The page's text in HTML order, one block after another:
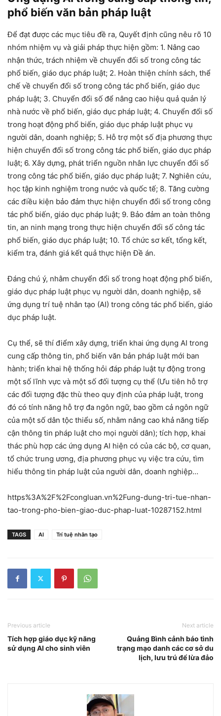
phổ biến văn bản pháp luật
Để đạt được các mục tiêu đề ra, Quyết định cũng nêu rõ 10
nhóm nhiệm vụ và giải pháp thực hiện gồm: 1. Nâng cao
nhận thức, trách nhiệm về chuyển đổi số trong công tác
phổ biến, giáo dục pháp luật; 2. Hoàn thiện chính sách, thể
chế về chuyển đổi số trong công tác phổ biến, giáo dục
pháp luật; 3. Chuyển đổi số để nâng cao hiệu quả quản lý
nhà nước về phổ biến, giáo dục pháp luật; 4. Chuyển đổi số
trong hoạt động phổ biến, giáo dục pháp luật phục vụ
người dân, doanh nghiệp; 5. Hỗ trợ một số địa phương thực
hiện chuyển đổi số trong công tác phổ biến, giáo dục pháp
luật; 6. Xây dựng, phát triển nguồn nhân lực chuyển đổi số
trong công tác phổ biến, giáo dục pháp luật; 7. Nghiên cứu,
học tập kinh nghiệm trong nước và quốc tế; 8. Tăng cường
các điều kiện bảo đảm thực hiện chuyển đổi số trong công
tác phổ biến, giáo dục pháp luật; 9. Bảo đảm an toàn thông
tin, an ninh mạng trong thực hiện chuyển đổi số công tác
phổ biến, giáo dục pháp luật; 10. Tổ chức sơ kết, tổng kết,
kiểm tra, đánh giá kết quả thực hiện Đề án.
Đáng chú ý, nhằm chuyển đổi số trong hoạt động phổ biến,
giáo dục pháp luật phục vụ người dân, doanh nghiệp, sẽ
ứng dụng trí tuệ nhân tạo (AI) trong công tác phổ biến, giáo
dục pháp luật.
Cụ thể, sẽ thí điểm xây dựng, triển khai ứng dụng AI trong
cung cấp thông tin, phổ biến văn bản pháp luật mới ban
hành; triển khai hệ thống hỏi đáp pháp luật tự động trong
một số lĩnh vực và một số đối tượng cụ thể (Ưu tiên hỗ trợ
các đối tượng đặc thù theo quy định của pháp luật, trong
đó có tính năng hỗ trợ đa ngôn ngữ, bao gồm cả ngôn ngữ
của một số dân tộc thiểu số, nhằm nâng cao khả năng tiếp
cận thông tin pháp luật cho mọi người dân); tích hợp, khai
thác phù hợp các ứng dụng AI hiện có của các bộ, cơ quan,
tổ chức trung ương, địa phương phục vụ việc tra cứu, tìm
hiểu thông tin pháp luật của người dân, doanh nghiệp…
https%3A%2F%2Fcongluan.vn%2Fung-dung-tri-tue-nhan-
tao-trong-pho-bien-giao-duc-phap-luat-10287152.html
TAGS AI Trí tuệ nhân tạo
Previous article
Tích hợp giáo dục kỹ năng
sử dụng AI cho sinh viên
Next article
Quảng Bình cảnh báo tình
trạng mạo danh các cơ sở du
lịch, lưu trú để lừa đảo